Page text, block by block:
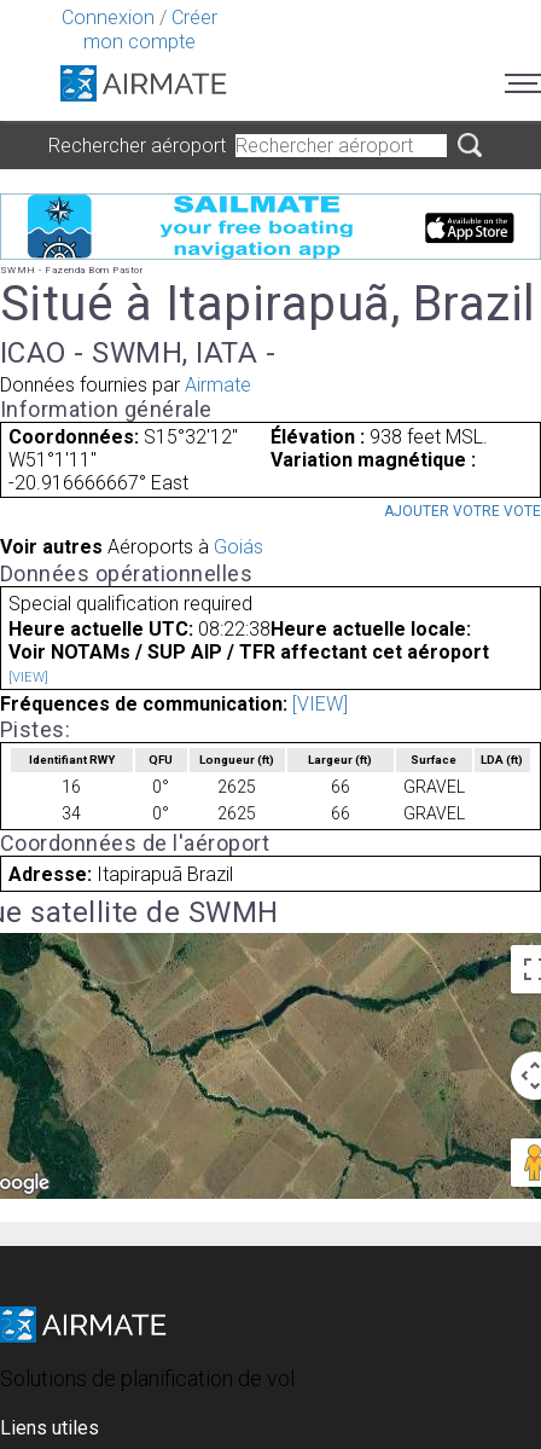
Connexion / Créer
mon compte
Rechercher aéroport
SWMH - Fazenda Bom Pastor
Situé à Itapirapuã, Brazil
ICAO - SWMH, IATA -
Données fournies par Airmate
Information générale
Coordonnées: S15°32'12"
W51°1'11"
Élévation : 938 feet MSL.
Variation magnétique :
-20.916666667° East
AJOUTER VOTRE VOTE
Voir autres Aéroports à Goiás
Données opérationnelles
Special qualification required
Heure actuelle UTC: 08:22:38 Heure actuelle locale:
Voir NOTAMs / SUP AIP / TFR affectant cet aéroport
[VIEW]
Fréquences de communication: [VIEW]
Pistes:
Identifiant RWY QFU Longueur(ft) Largeur(ft) Surface LDA(ft)
16 0° 2625 66
GRAVEL
34
0° 2625 66 GRAVEL
Coordonnées de l'aéroport
Adresse: Itapirapuã Brazil
satellite de SWMH
Solutions de planification de vol
Liens utiles